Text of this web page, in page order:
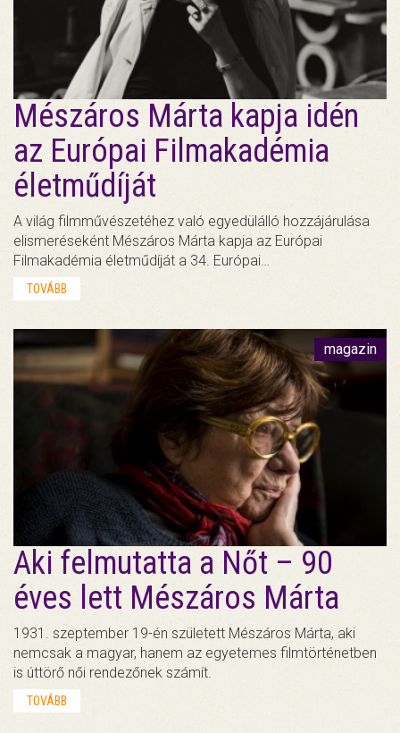
Mészáros Márta kapja idén
az Európai Filmakadémia
életműdíját
A világ filmművészetéhez való egyedülálló hozzájárulása
elismeréseként Mészáros Márta kapja az Európai
Filmakadémia életműdíját a 34. Európai…
TOVÁBB
magazin
Aki felmutatta a Nőt – 90
éves lett Mészáros Márta
1931. szeptember 19-én született Mészáros Márta, aki
nemcsak a magyar, hanem az egyetemes filmtörténetben
is úttörő női rendezőnek számít.
TOVÁBB